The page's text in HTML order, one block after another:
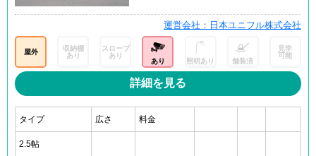
運営会社：日本ユニフル株式会社
屋外
収納棚
あり
スロープ
あり
あり 照明あり 舗装済
見学
可能
詳細を見る
タイプ 広さ 料金
2.5帖